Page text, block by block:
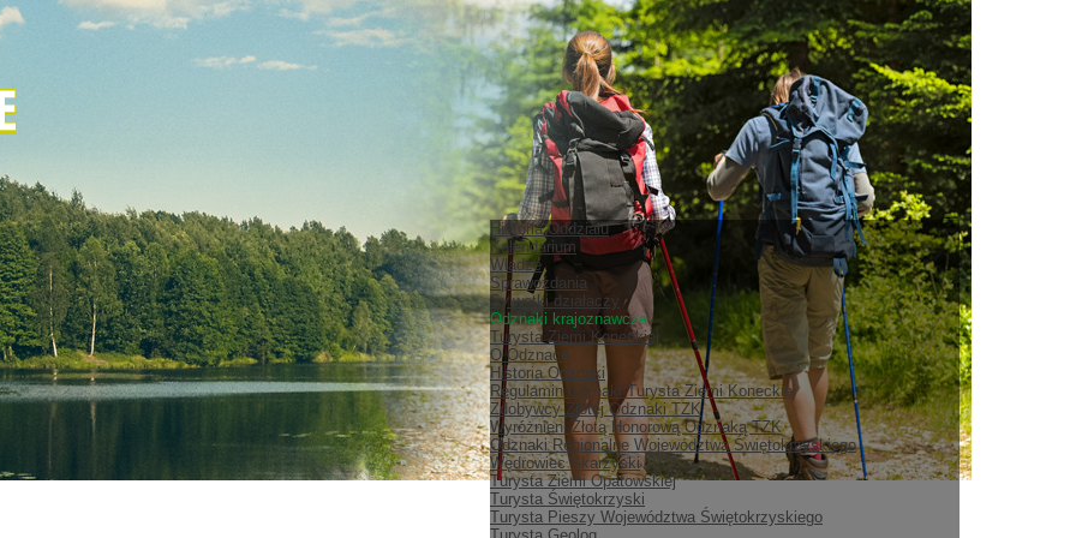
Historia Oddziału
Kalendarium
Władze
Sprawozdania
Sylwetki działaczy
Odznaki krajoznawcze
Turysta Ziemi Koneckiej
O Odznace
Historia Odznaki
Regulamin odznaki Turysta Ziemi Koneckiej
Zdobywcy Złotej Odznaki TZK
Wyróżnieni Złotą Honorową Odznaką TZK
Odznaki Regionalne Województwa Świętokrzyskiego
Wędrowiec Skarżyski
Turysta Ziemi Opatowskiej
Turysta Świętokrzyski
Turysta Pieszy Województwa Świętokrzyskiego